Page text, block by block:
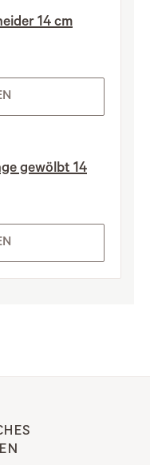
14 cm
gewölbt 14